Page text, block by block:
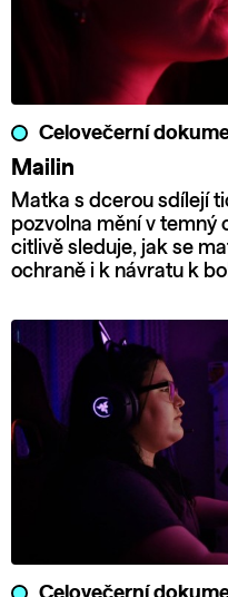
Celovečerní
Mailin
Matka s dcerou sdílejí
pozvolna mění v temný
citlivě sleduje, jak se
ochraně i k návratu k